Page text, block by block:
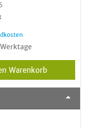
Warenkorb